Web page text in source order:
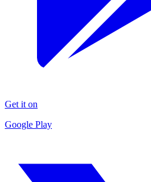
Get it on
Google Play